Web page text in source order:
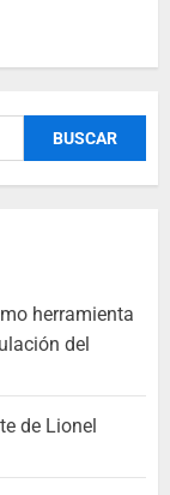
herramienta
del
de Lionel